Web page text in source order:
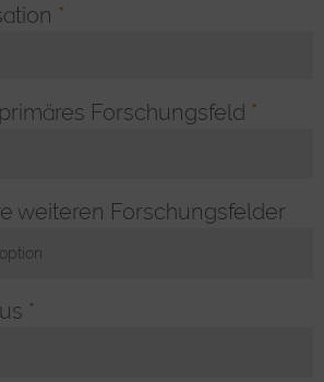
*
Forschungsfeld *
weiteren Forschungsfelder
*